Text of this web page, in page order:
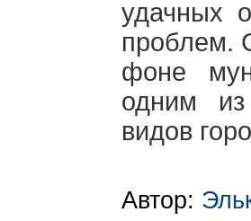
удачных
проблем.
фоне
одним
видов
Автор: